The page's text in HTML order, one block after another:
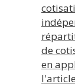
de
en